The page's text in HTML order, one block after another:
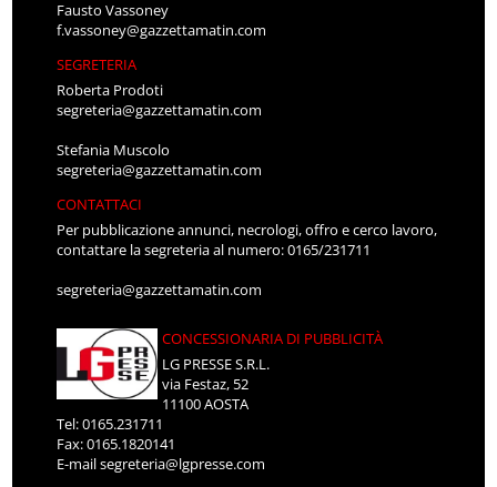
Fausto Vassoney
f.vassoney@gazzettamatin.com
SEGRETERIA
Roberta Prodoti
segreteria@gazzettamatin.com
Stefania Muscolo
segreteria@gazzettamatin.com
CONTATTACI
Per pubblicazione annunci, necrologi, offro e cerco lavoro,
contattare la segreteria al numero: 0165/231711
segreteria@gazzettamatin.com
CONCESSIONARIA DI PUBBLICITÀ
LG PRESSE S.R.L.
via Festaz, 52
11100 AOSTA
Tel: 0165.231711
Fax: 0165.1820141
E-mailsegreteria@lgpresse.com